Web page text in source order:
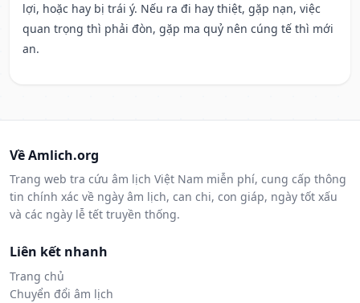
lợi, hoặc hay bị trái ý. Nếu ra đi hay thiệt, gặp nạn, việc
quan trọng thì phải đòn, gặp ma quỷ nên cúng tế thì mới
an.
Về Amlich.org
Trang web tra cứu âm lịch Việt Nam miễn phí, cung cấp thông
tin chính xác về ngày âm lịch, can chi, con giáp, ngày tốt xấu
và các ngày lễ tết truyền thống.
Liên kết nhanh
Trang chủ
Chuyển đổi âm lịch